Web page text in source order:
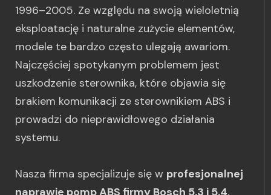
1996–2005. Ze względu na swoją wieloletnią
eksploatację i naturalne zużycie elementów,
modele te bardzo często ulegają awariom.
Najczęściej spotykanym problemem jest
uszkodzenie sterownika, które objawia się
brakiem komunikacji ze sterownikiem ABS i
prowadzi do nieprawidłowego działania
systemu.
Nasza firma specjalizuje się w profesjonalnej
naprawie pomp ABS firmy Bosch 5.3 i 5.4,